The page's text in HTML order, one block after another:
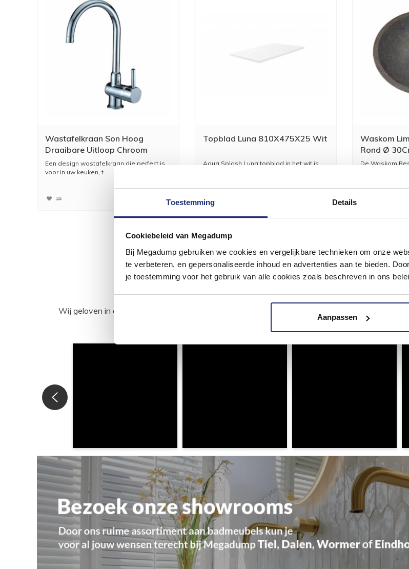
Toestemming Details
Cookiebeleid van Megadump
Bij Megadump gebruiken we cookies en vergelijkbare technieken om onze
te verbeteren, en gepersonaliseerde inhoud en advertenties aan te bieden.
je toestemming voor het gebruik van alle cookies zoals beschreven in ons
Aanpassen
Wastafelkraan Son Hoog
Draaibare Uitloop Chroom
Een design wastafelkraan die perfect is
voor in uw keuken, t...
Topblad Luna 810X475X25 Wit
Aqua Splash Luna topblad in het wit is
Waskom
Rond Ø
De Waskom
Wij geloven in de kracht van delen. Deel jouw badkamer op Instagram met
omgeving vol met unieke badkamerstijlen.